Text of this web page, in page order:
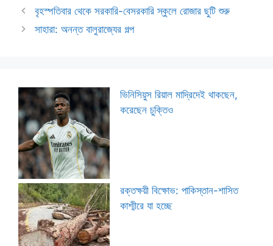
বৃহস্পতিবার থেকে সরকারি-বেসরকারি স্কুলে রোজার ছুটি শুরু
সাহারা: অনন্ত বালুরাজ্যের গল্প
ভিনিসিয়ুস রিয়াল মাদ্রিদেই থাকছেন,
করেছেন চুক্তিও
রক্তক্ষয়ী বিক্ষোভ: পাকিস্তান-শাসিত
কাশ্মীরে যা হচ্ছে